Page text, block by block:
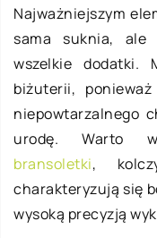
Najważniejszym
sama suknia, ale
wszelkie dodatki.
biżuterii,
niepowtarzalnego
urodę. Warto
bransoletki,
charakteryzują się
wysoką precyzją